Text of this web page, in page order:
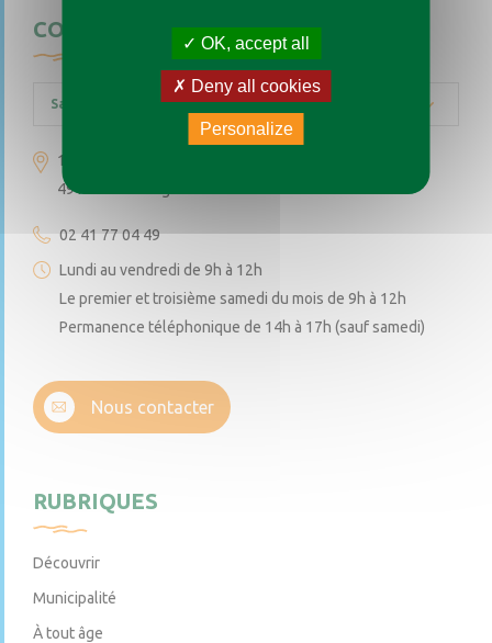
CONTACTEZ-NOUS
Saint-Augustin-des-Bois
1 place de l’église
49170 Saint-Augustin-des-Bois
02 41 77 04 49
Lundi au vendredi de 9h à 12h
Le premier et troisième samedi du mois de 9h à 12h
Permanence téléphonique de 14h à 17h (sauf samedi)
Nous contacter
RUBRIQUES
Découvrir
Municipalité
À tout âge
OK, accept all
Deny all cookies
Personalize